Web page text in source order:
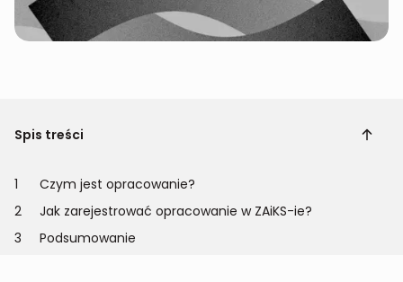
Spis treści
1
Czym jest opracowanie?
2
Jak zarejestrować opracowanie w ZAiKS-ie?
3
Podsumowanie